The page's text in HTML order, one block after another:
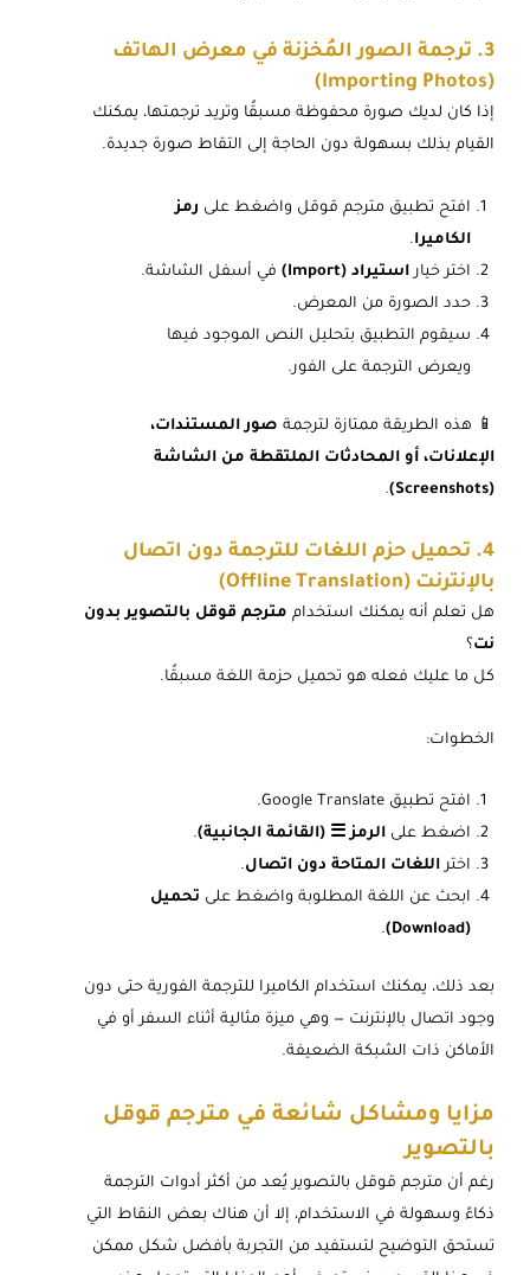
3. ترجمة الصور المُخزنة في معرض الهاتف
(Importing Photos)
إذا كان لديك صورة محفوظة مسبقًا وتريد ترجمتها، يمكنك
القيام بذلك بسهولة دون الحاجة إلى التقاط صورة جديدة.
افتح تطبيق مترجم قوقل واضغط على رمز
الكاميرا.
اختر خياراستيراد (Import)
في أسفل الشاشة.
حدد الصورة من المعرض.
سيقوم التطبيق بتحليل النص الموجود فيها
ويعرض الترجمة على الفور.
📱 هذه الطريقة ممتازة لترجمة صور المستندات،
الإعلانات، أو المحادثات الملتقطة من الشاشة
(Screenshots)
.
4. تحميل حزم اللغات للترجمة دون اتصال
بالإنترنت (Offline Translation)
هل تعلم أنه يمكنك استخدام مترجم قوقل بالتصوير بدون
نت؟
كل ما عليك فعله هو تحميل حزمة اللغة مسبقًا.
الخطوات:
افتح تطبيق Google Translate.
اضغط على الرمز ☰ (القائمة الجانبية).
اختراللغات المتاحة دون اتصال.
ابحث عن اللغة المطلوبة واضغط على تحميل
(Download)
.
بعد ذلك، يمكنك استخدام الكاميرا للترجمة الفورية حتى دون
وجود اتصال بالإنترنت — وهي ميزة مثالية أثناء السفر أو في
الأماكن ذات الشبكة الضعيفة.
مزايا ومشاكل شائعة في مترجم قوقل
بالتصوير
رغم أن مترجم قوقل بالتصوير يُعد من أكثر أدوات الترجمة
ذكاءً وسهولة في الاستخدام، إلا أن هناك بعض النقاط التي
تستحق التوضيح لتستفيد من التجربة بأفضل شكل ممكن